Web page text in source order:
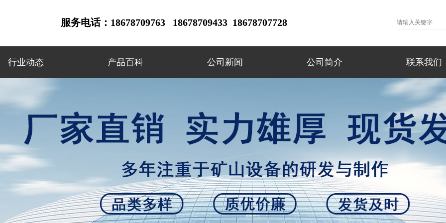
服务电话：18678709763 18678709433 18678707728
行业动态 产品百科 公司新闻 公司简介 联系我们